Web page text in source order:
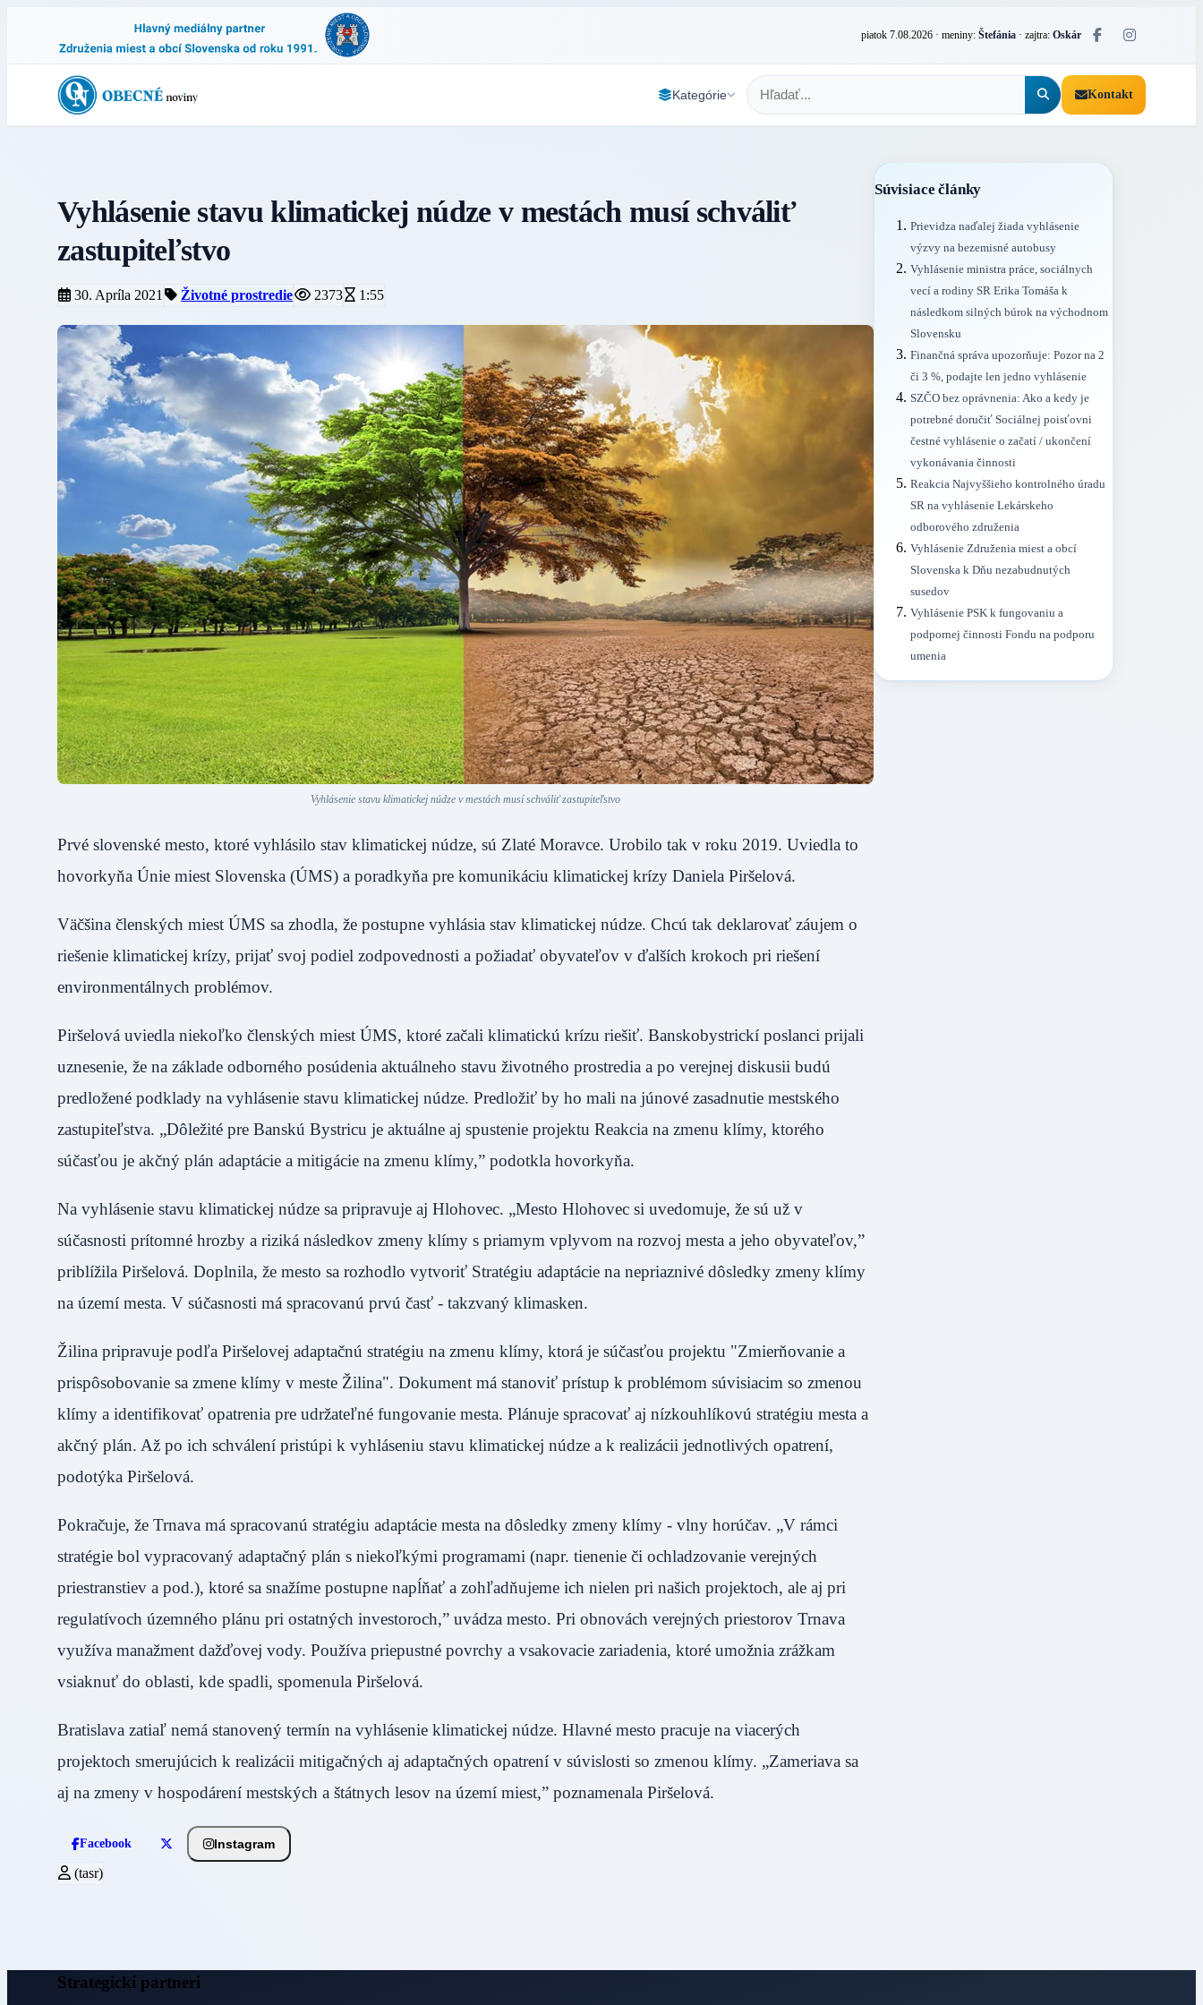
piatok 7.08.2026 · meniny: Štefánia · zajtra: Oskár
Kategórie Kontakt
Vyhlásenie stavu klimatickej núdze v mestách musí schváliť
zastupiteľstvo
30. Apríla 2021 Životné prostredie 2373 1:55
Vyhlásenie stavu klimatickej núdze v mestách musí schváliť zastupiteľstvo
Prvé slovenské mesto, ktoré vyhlásilo stav klimatickej núdze, sú Zlaté Moravce. Urobilo tak v roku 2019. Uviedla to
hovorkyňa Únie miest Slovenska (ÚMS) a poradkyňa pre komunikáciu klimatickej krízy Daniela Piršelová.
Väčšina členských miest ÚMS sa zhodla, že postupne vyhlásia stav klimatickej núdze. Chcú tak deklarovať záujem o
riešenie klimatickej krízy, prijať svoj podiel zodpovednosti a požiadať obyvateľov v ďalších krokoch pri riešení
environmentálnych problémov.
Piršelová uviedla niekoľko členských miest ÚMS, ktoré začali klimatickú krízu riešiť. Banskobystrickí poslanci prijali
uznesenie, že na základe odborného posúdenia aktuálneho stavu životného prostredia a po verejnej diskusii budú
predložené podklady na vyhlásenie stavu klimatickej núdze. Predložiť by ho mali na júnové zasadnutie mestského
zastupiteľstva. „Dôležité pre Banskú Bystricu je aktuálne aj spustenie projektu Reakcia na zmenu klímy, ktorého
súčasťou je akčný plán adaptácie a mitigácie na zmenu klímy,” podotkla hovorkyňa.
Na vyhlásenie stavu klimatickej núdze sa pripravuje aj Hlohovec. „Mesto Hlohovec si uvedomuje, že sú už v
súčasnosti prítomné hrozby a riziká následkov zmeny klímy s priamym vplyvom na rozvoj mesta a jeho obyvateľov,”
priblížila Piršelová. Doplnila, že mesto sa rozhodlo vytvoriť Stratégiu adaptácie na nepriaznivé dôsledky zmeny klímy
na území mesta. V súčasnosti má spracovanú prvú časť - takzvaný klimasken.
Žilina pripravuje podľa Piršelovej adaptačnú stratégiu na zmenu klímy, ktorá je súčasťou projektu "Zmierňovanie a
prispôsobovanie sa zmene klímy v meste Žilina". Dokument má stanoviť prístup k problémom súvisiacim so zmenou
klímy a identifikovať opatrenia pre udržateľné fungovanie mesta. Plánuje spracovať aj nízkouhlíkovú stratégiu mesta a
akčný plán. Až po ich schválení pristúpi k vyhláseniu stavu klimatickej núdze a k realizácii jednotlivých opatrení,
podotýka Piršelová.
Pokračuje, že Trnava má spracovanú stratégiu adaptácie mesta na dôsledky zmeny klímy - vlny horúčav. „V rámci
stratégie bol vypracovaný adaptačný plán s niekoľkými programami (napr. tienenie či ochladzovanie verejných
priestranstiev a pod.), ktoré sa snažíme postupne napĺňať a zohľadňujeme ich nielen pri našich projektoch, ale aj pri
regulatívoch územného plánu pri ostatných investoroch,” uvádza mesto. Pri obnovách verejných priestorov Trnava
využíva manažment dažďovej vody. Používa priepustné povrchy a vsakovacie zariadenia, ktoré umožnia zrážkam
vsiaknuť do oblasti, kde spadli, spomenula Piršelová.
Bratislava zatiaľ nemá stanovený termín na vyhlásenie klimatickej núdze. Hlavné mesto pracuje na viacerých
projektoch smerujúcich k realizácii mitigačných aj adaptačných opatrení v súvislosti so zmenou klímy. „Zameriava sa
aj na zmeny v hospodárení mestských a štátnych lesov na území miest,” poznamenala Piršelová.
Facebook Instagram
(tasr)
Súvisiace články
Prievidza naďalej žiada vyhlásenie
výzvy na bezemisné autobusy
Vyhlásenie ministra práce, sociálnych
vecí a rodiny SR Erika Tomáša k
následkom silných búrok na východnom
Slovensku
Finančná správa upozorňuje: Pozor na 2
či 3 %, podajte len jedno vyhlásenie
SZČO bez oprávnenia: Ako a kedy je
potrebné doručiť Sociálnej poisťovni
čestné vyhlásenie o začatí / ukončení
vykonávania činnosti
Reakcia Najvyššieho kontrolného úradu
SR na vyhlásenie Lekárskeho
odborového združenia
Vyhlásenie Združenia miest a obcí
Slovenska k Dňu nezabudnutých
susedov
Vyhlásenie PSK k fungovaniu a
podpornej činnosti Fondu na podporu
umenia
Strategickí partneri